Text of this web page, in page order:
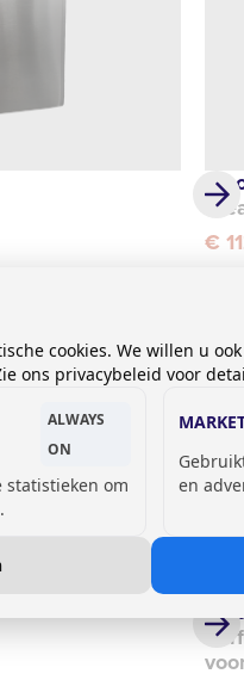
€
cookies. We willen u
ons privacybeleid voor
ALWAYS
ON
statistieken om
en